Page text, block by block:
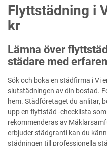
Flyttstädning i
kr
Lämna över
städare med
Sök och boka en städfirma i Vi
slutstädningen av din bostad.
hem. Städföretaget du anlitar,
upp en flyttstäd -checklista
rekommenderas av
erbjuder städgranti kan du
städningen till professionella